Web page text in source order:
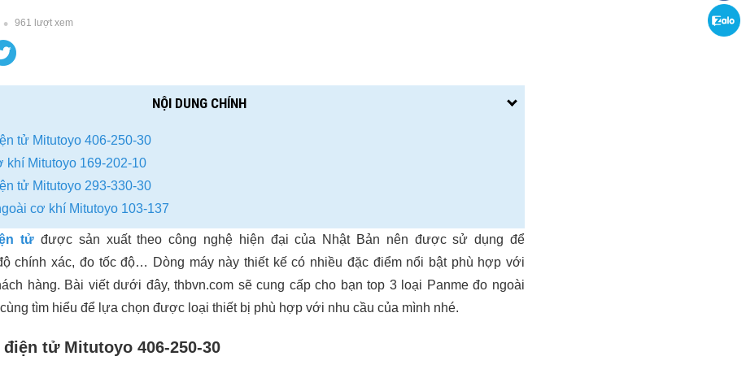
961 lượt xem
NỘI DUNG CHÍNH
tử Mitutoyo 406-250-30
khí Mitutoyo 169-202-10
tử Mitutoyo 293-330-30
cơ khí Mitutoyo 103-137
tử được sản xuất theo công nghệ hiện đại của Nhật Bản nên được sử dụng để
chính xác, đo tốc độ… Dòng máy này thiết kế có nhiều đặc điểm nổi bật phù hợp với
hàng. Bài viết dưới đây, thbvn.com sẽ cung cấp cho bạn top 3 loại Panme đo ngoài
tìm hiểu để lựa chọn được loại thiết bị phù hợp với nhu cầu của mình nhé.
tử Mitutoyo 406-250-30